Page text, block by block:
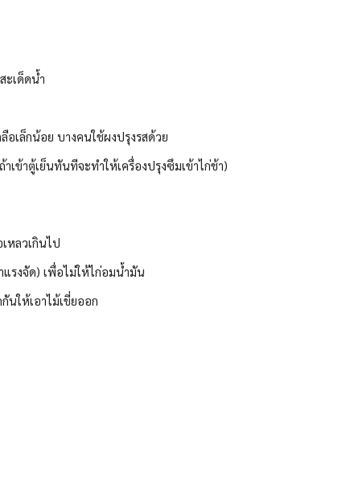
ะเด็ดน้ำ
อเล็กน้อย บางคนใช้ผงปรุงรสด้วย
เข้าตู้เย็นทันทีจะทำให้เครื่องปรุงซึมเข้าไก่ช้า)
หลวเกินไป
รงจัด) เพื่อไม่ให้ไก่อมน้ำมัน
นให้เอาไม้เขี่ยออก